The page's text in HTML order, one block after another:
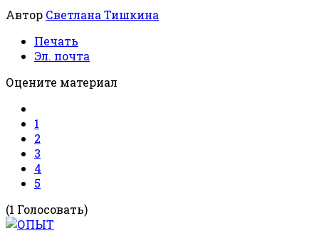
Автор Светлана Тишкина
Печать
Эл. почта
Оцените материал
1
2
3
4
5
(1 Голосовать)